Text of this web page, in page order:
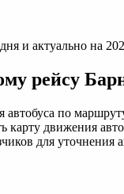
и актуально на
рейсу
автобуса по
карту движения
для